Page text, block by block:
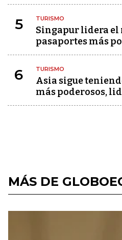
5 TURISMO
Singapur lidera el
pasaportes más
6 TURISMO
Asia sigue
más poderosos,
MÁS DE